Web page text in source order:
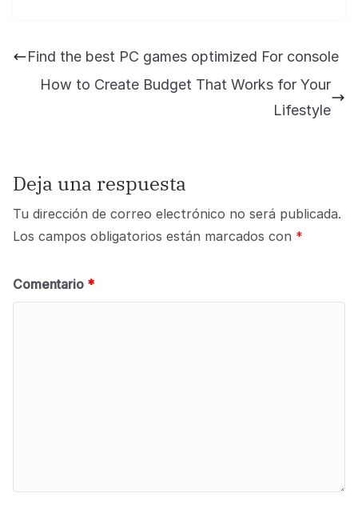
Find the best PC games optimized For console
How to Create Budget That Works for Your
Lifestyle
Deja una respuesta
Tu dirección de correo electrónico no será publicada.
Los campos obligatorios están marcados con *
Comentario *